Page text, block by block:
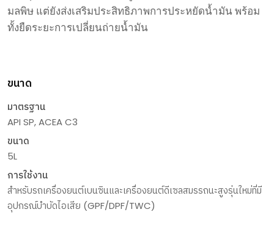
มลพิษ แต่ยังส่งเสริมประสิทธิภาพการประหยัดน้ำมัน พร้อม
ทั้งยืดระยะการเปลี่ยนถ่ายน้ำมัน
ขนาด
มาตรฐาน
API SP, ACEA C3
ขนาด
5L
การใช้งาน
สำหรับรถเครื่องยนต์เบนซินและเครื่องยนต์ดีเซลสมรรถนะสูงรุ่นใหม่ที่มี
อุปกรณ์บำบัดไอเสีย (GPF/DPF/TWC)